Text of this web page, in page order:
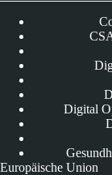
Digital
Europäische Union